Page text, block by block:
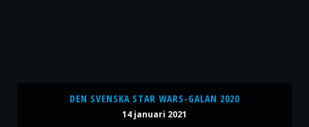
DEN SVENSKA STAR WARS-GALAN 2020
14 januari 2021